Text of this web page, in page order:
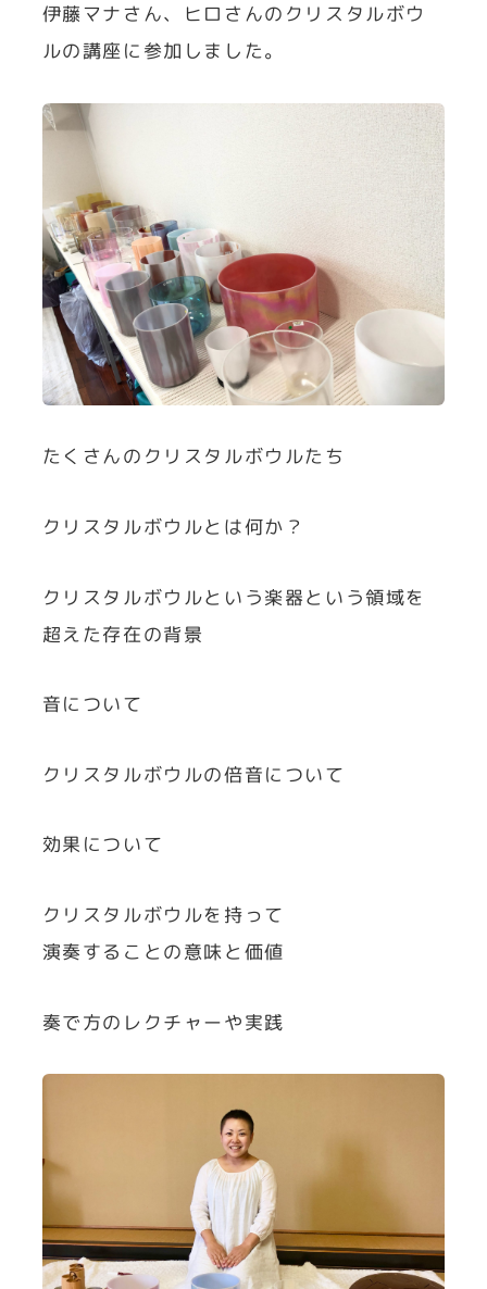
伊藤マナさん、ヒロさんのクリスタルボウ
ルの講座に参加しました。
たくさんのクリスタルボウルたち
クリスタルボウルとは何か？
クリスタルボウルという楽器という領域を
超えた存在の背景
音について
クリスタルボウルの倍音について
効果について
クリスタルボウルを持って
演奏することの意味と価値
奏で方のレクチャーや実践